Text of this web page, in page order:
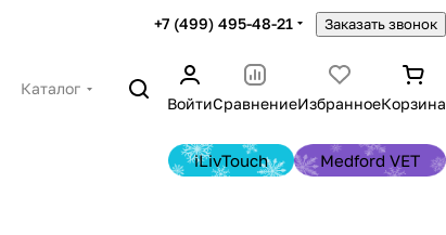
+7 (499) 495-48-21 Заказать звонок
Каталог
ВойтиСравнениеИзбранноеКорзина
iLivTouch Medford VET